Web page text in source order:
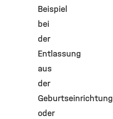
Beispiel
bei
der
Entlassung
aus
der
Geburtseinrichtung
oder